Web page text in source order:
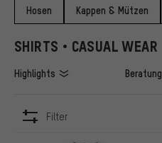
Hosen Kappen & Mützen
SHIRTS • CASUAL WEAR
Highlights Beratung
Filter